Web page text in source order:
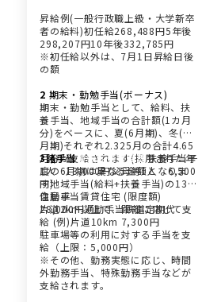
昇給例(一般行政職上級・大学新卒
者の給料)初任給268,488円5年後
298,207円10年後332,785円
※初任給以外は、7月1日昇給日後
の額
2 期末・勤勉手当(ボーナス)
期末・勤勉手当として、給料、扶
養手当、地域手当の合計額(1カ月
分)をベースに、夏(6月期)、冬(12
月期)それぞれ2.325月の合計4.65
月分が支給されます(採用された年
度の6月期は異なる金額となりま
す)
3諸手当種類区分支給額扶養手当子
1人 13,000円父母等1人 6,500
円地域手当(給料+扶養手当)の13%
住居手当賃貸住宅 (限度額)
28,000円通勤手当鉄道定期代
自動車
片道2km以上で、距離に応じて支
給 (例)片道10km 7,300円
駐車場等の利用に対する手当を支
給（上限：5,000円）
※その他、勤務実態に応じ、時間
外勤務手当、特殊勤務手当などが
支給されます。